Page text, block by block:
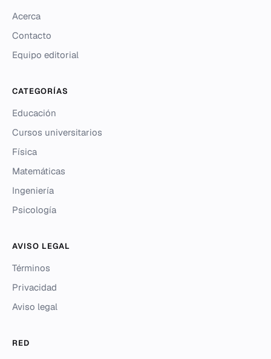
Acerca
Contacto
Equipo editorial
CATEGORÍAS
Educación
Cursos universitarios
Física
Matemáticas
Ingeniería
Psicología
AVISO LEGAL
Términos
Privacidad
Aviso legal
RED